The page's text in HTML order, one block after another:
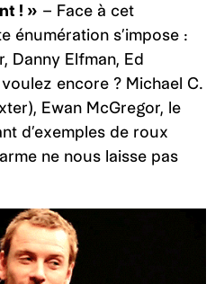
! » – Face à cet
énumération s’impose :
Danny Elfman, Ed
encore ? Michael C.
Ewan McGregor, le
d’exemples de roux
ne nous laisse pas